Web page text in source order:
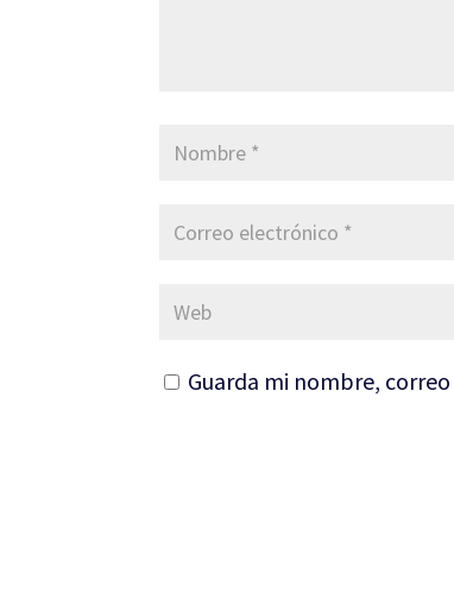
Guarda mi nombre,